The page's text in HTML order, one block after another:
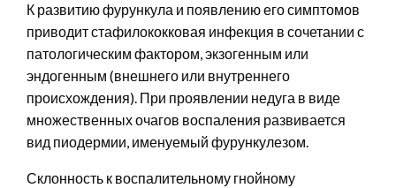
К развитию фурункула и появлению его симптомов
приводит стафилококковая инфекция в сочетании с
патологическим фактором, экзогенным или
эндогенным (внешнего или внутреннего
происхождения). При проявлении недуга в виде
множественных очагов воспаления развивается
вид пиодермии, именуемый фурункулезом.
Склонность к воспалительному гнойному